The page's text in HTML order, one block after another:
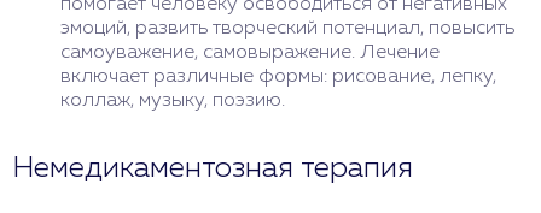
помогает человеку освободиться от негативных
эмоций, развить творческий потенциал, повысить
самоуважение, самовыражение. Лечение
включает различные формы: рисование, лепку,
коллаж, музыку, поэзию.
Немедикаментозная терапия